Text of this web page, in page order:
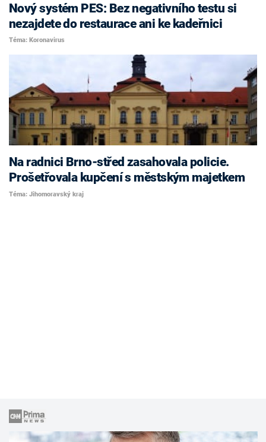
Nový systém PES: Bez negativního testu si
nezajdete do restaurace ani ke kadeřnici
Téma: Koronavirus
Na radnici Brno-střed zasahovala policie.
Prošetřovala kupčení s městským majetkem
Téma: Jihomoravský kraj